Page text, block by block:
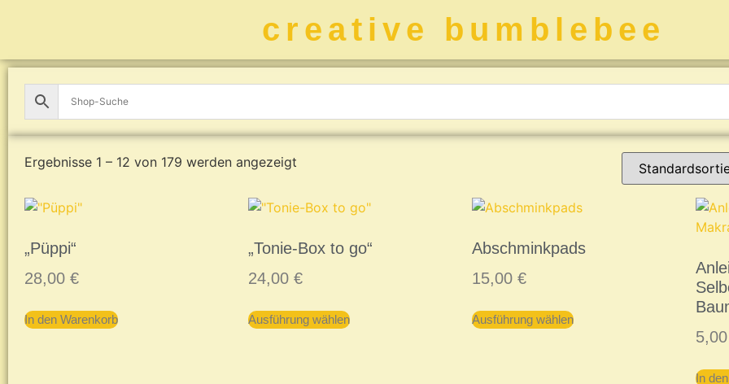
creative bumblebee
Ergebnisse 1 – 12 von 179 werden angezeigt
„Püppi“
28,00 €
In den Warenkorb
„Tonie-Box to go“
24,00 €
Ausführung wählen
Abschminkpads
15,00 €
Ausführung wählen
5,00
In